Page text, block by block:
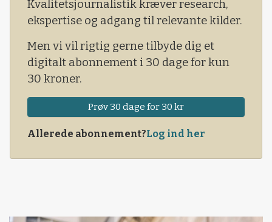
Kvalitetsjournalistik kræver research,
ekspertise og adgang til relevante kilder.
Men vi vil rigtig gerne tilbyde dig et
digitalt abonnement i 30 dage for kun
30 kroner.
Prøv 30 dage for 30 kr
Allerede abonnement?Log ind her